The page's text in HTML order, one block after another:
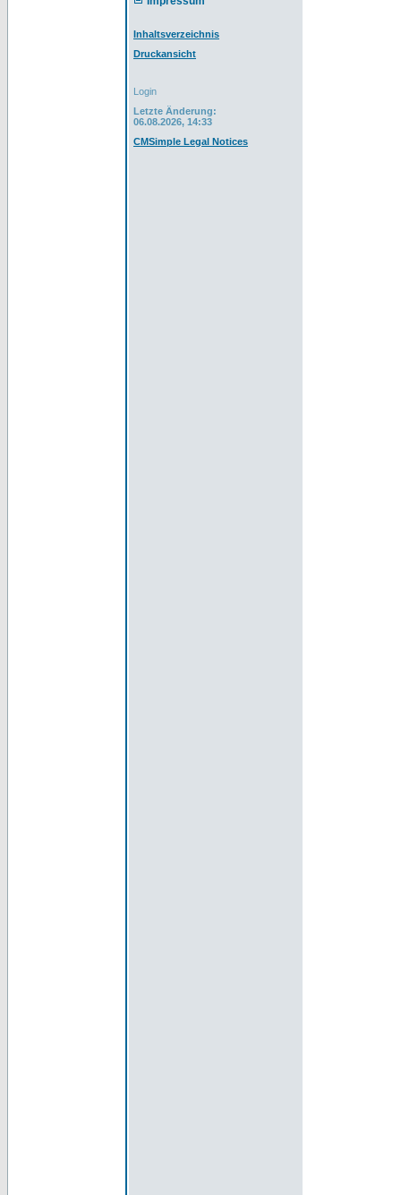
Inhaltsverzeichnis
Druckansicht
Login
Letzte Änderung:
06.08.2026, 14:33
CMSimple Legal Notices